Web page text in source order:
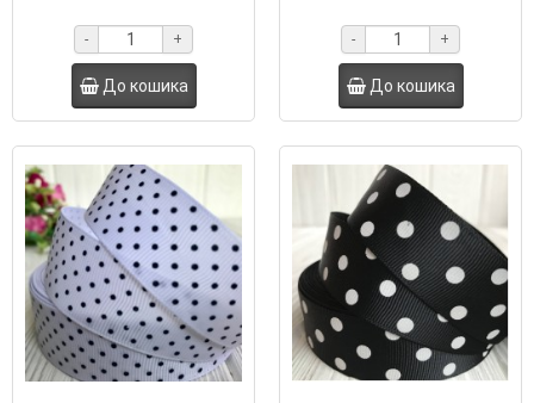
- +
До кошика
- +
До кошика